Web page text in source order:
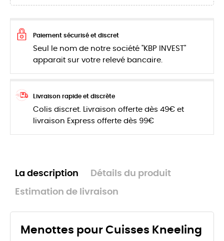
Paiement sécurisé et discret
Seul le nom de notre société "KBP INVEST"
apparait sur votre relevé bancaire.
Livraison rapide et discrète
Colis discret. Livraison offerte dès 49€ et
livraison Express offerte dès 99€
La description Détails du produit
Estimation de livraison
Menottes pour Cuisses Kneeling